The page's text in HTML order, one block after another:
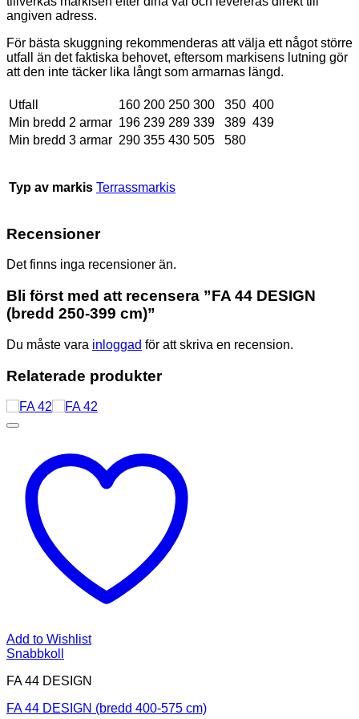
angiven adress.
För bästa skuggning rekommenderas att välja ett något större
utfall än det faktiska behovet, eftersom markisens lutning gör
att den inte täcker lika långt som armarnas längd.
Utfall 160 200 250 300 350 400
Min bredd 2 armar 196 239 289 339 389 439
Min bredd 3 armar 290 355 430 505 580
Typ av markis Terrassmarkis
Recensioner
Det finns inga recensioner än.
Bli först med att recensera ”FA 44 DESIGN
(bredd 250-399 cm)”
Du måste vara inloggad för att skriva en recension.
Relaterade produkter
Add to Wishlist
Snabbkoll
FA 44 DESIGN
FA 44 DESIGN (bredd 400-575 cm)